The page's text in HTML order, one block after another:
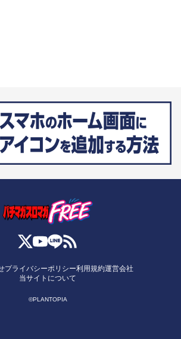
プライバシーポリシー利用規約運営会社
当サイトについて
©PLANTOPIA